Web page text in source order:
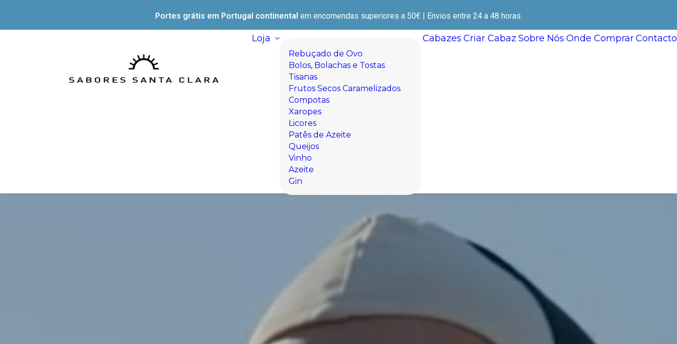
Portes grátis em Portugal continental em encomendas superiores a 50€ | Envios entre 24 a 48 horas.
Loja
Rebuçado de Ovo
Bolos, Bolachas e Tostas
Tisanas
Frutos Secos Caramelizados
Compotas
Xaropes
Licores
Patês de Azeite
Queijos
Vinho
Azeite
Gin
Cabazes Criar Cabaz Sobre Nós Onde Comprar